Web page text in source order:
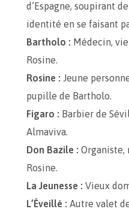
d’Espagne, soupirant
identité en se faisant
Bartholo : Médecin,
Rosine.
Rosine : Jeune
pupille de Bartholo.
Figaro : Barbier de
Almaviva.
Don Bazile : Organiste,
Rosine.
La Jeunesse : Vieux
L’Éveillé : Autre valet